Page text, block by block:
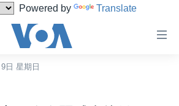
Powered by Translate
日 星期日